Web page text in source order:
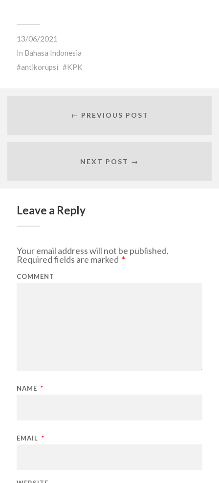
13/06/2021
In Bahasa Indonesia
antikorupsi
KPK
← PREVIOUS POST
NEXT POST →
Leave a Reply
Your email address will not be published.
Required fields are marked *
COMMENT
NAME *
EMAIL *